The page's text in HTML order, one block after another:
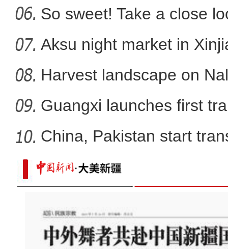
实拍晨雾中的新疆昭苏
So sweet! Take a close
Aksu night market in
Harvest landscape on
Guangxi launches first
China, Pakistan start